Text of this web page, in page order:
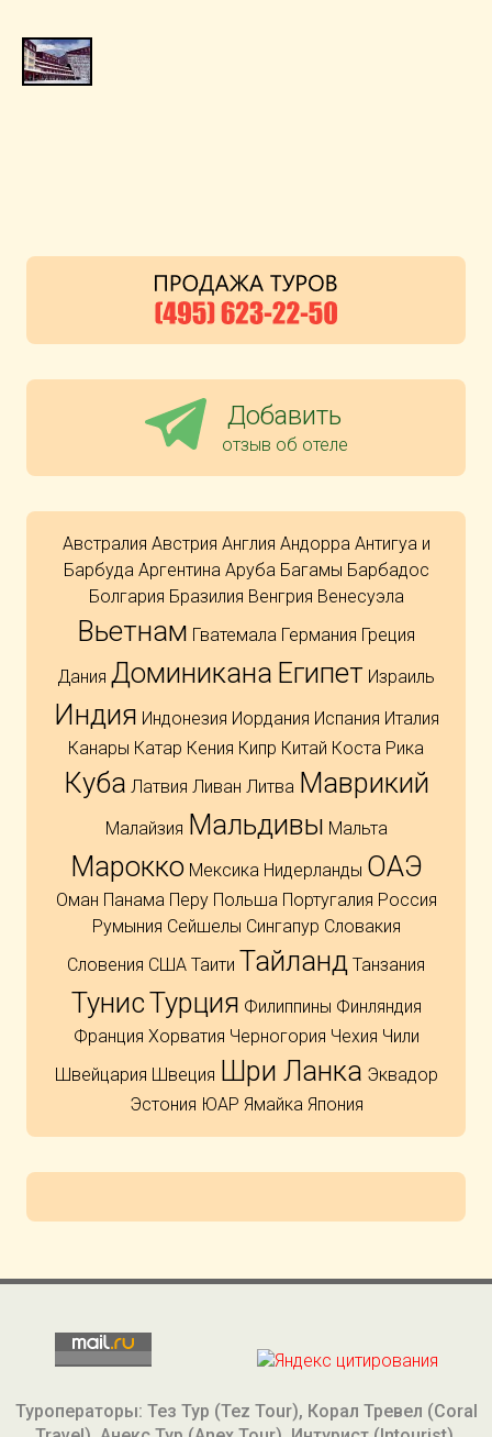
Добавить
отзыв об отеле
Австралия Австрия Англия Андорра Антигуа и
Барбуда Аргентина Аруба Багамы Барбадос
Болгария Бразилия Венгрия Венесуэла
Вьетнам Гватемала Германия Греция
Дания Доминикана Египет Израиль
Индия Индонезия Иордания Испания Италия
Канары Катар Кения Кипр Китай Коста Рика
Куба Латвия Ливан Литва Маврикий
Малайзия Мальдивы Мальта
Марокко Мексика Нидерланды ОАЭ
Оман Панама Перу Польша Португалия Россия
Румыния Сейшелы Сингапур Словакия
Словения США Таити Тайланд Танзания
ТунисТурция Филиппины Финляндия
Франция Хорватия Черногория Чехия Чили
Швейцария Швеция Шри Ланка Эквадор
Эстония ЮАР Ямайка Япония
Туроператоры: Тез Тур (Tez Tour), Корал Тревел (Coral